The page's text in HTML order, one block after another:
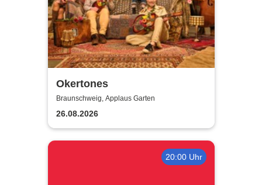
Okertones
Braunschweig, Applaus Garten
26.08.2026
20:00 Uhr